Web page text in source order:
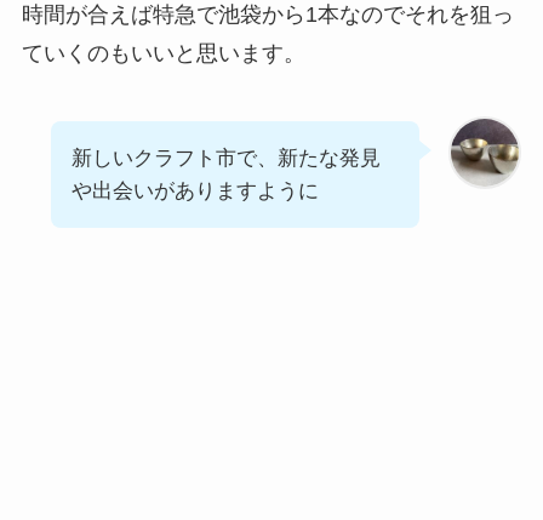
時間が合えば特急で池袋から1本なのでそれを狙っ
ていくのもいいと思います。
新しいクラフト市で、新たな発見
や出会いがありますように